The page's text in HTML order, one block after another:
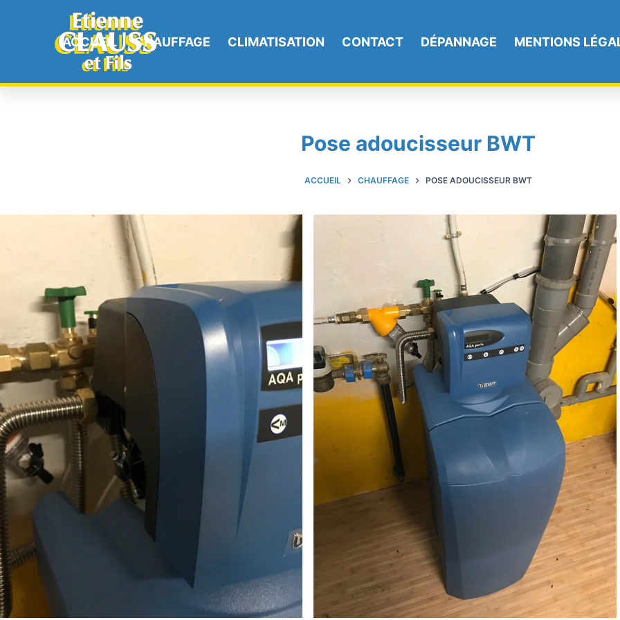
ACCUEIL CHAUFFAGE CLIMATISATION CONTACT DÉPANNAGE MENTIONS
Pose adoucisseur BWT
ACCUEIL CHAUFFAGE POSE ADOUCISSEUR BWT